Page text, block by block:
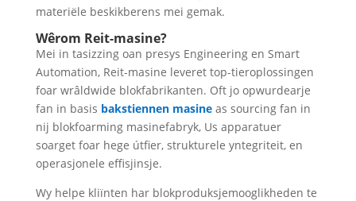
materiële beskikberens mei gemak.
Wêrom Reit-masine?
Mei in tasizzing oan presys Engineering en Smart
Automation, Reit-masine leveret top-tieroplossingen
foar wrâldwide blokfabrikanten. Oft jo opwurdearje
fan in basis bakstiennen masineas sourcing fan in
nij blokfoarming masinefabryk, Us apparatuer
soarget foar hege útfier, strukturele yntegriteit, en
operasjonele effisjinsje.
Wy helpe kliïnten har blokproduksjemooglikheden te